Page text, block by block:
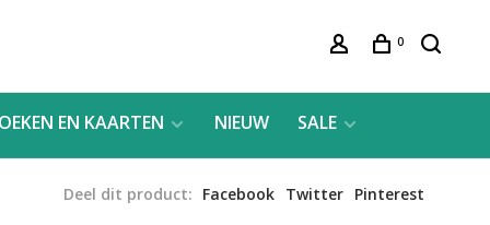
0
EN KAARTEN NIEUW SALE
Deel dit product: Facebook Twitter Pinterest